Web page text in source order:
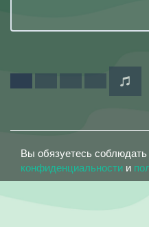
Вы обязуетесь соблюдать
конфиденциальности и